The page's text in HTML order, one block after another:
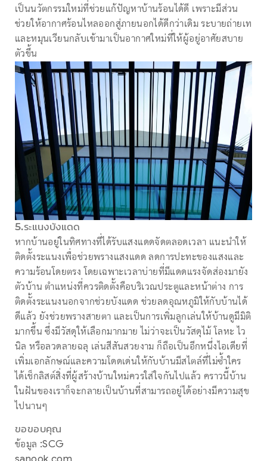
เป็นนวัตกรรมใหม่ที่ช่วยแก้ปัญหาบ้านร้อนได้ดี เพราะมีส่วน
ช่วยให้อากาศร้อนไหลออกสู่ภายนอกได้ดีกว่าเดิม ระบายถ่ายเท
และหมุนเวียนกลับเข้ามาเป็นอากาศใหม่ที่ให้ผู้อยู่อาศัยสบาย
ตัวขึ้น
5.ระแนงบังแดด
หากบ้านอยู่ในทิศทางที่ได้รับแสงแดดจัดตลอดเวลา แนะนำให้
ติดตั้งระแนงเพื่อช่วยพรางแสงแดด ลดการปะทะของแสงและ
ความร้อนโดยตรง โดยเฉพาะเวลาบ่ายที่มีแดดแรงจัดส่องมายัง
ตัวบ้าน ตำแหน่งที่ควรติดตั้งคือบริเวณประตูและหน้าต่าง การ
ติดตั้งระแนงนอกจากช่วยบังแดด ช่วยลดอุณหภูมิให้กับบ้านได้
ดีแล้ว ยังช่วยพรางสายตา และเป็นการเพิ่มลูกเล่นให้บ้านดูมีมิติ
มากขึ้น ซึ่งมีวัสดุให้เลือกมากมาย ไม่ว่าจะเป็นวัสดุไม้ โลหะ ไว
นิล หรือลวดลายฉลุ เล่นสีสันสวยงาม ก็ถือเป็นอีกหนึ่งไอเดียที่
เพิ่มเอกลักษณ์และความโดดเด่นให้กับบ้านมีสไตล์ที่ไม่ซ้ำใคร
ได้เช็กลิสต์สิ่งที่ผู้สร้างบ้านใหม่ควรใส่ใจกันไปแล้ว คราวนี้บ้าน
ในฝันของเราก็จะกลายเป็นบ้านที่สามารถอยู่ได้อย่างมีความสุข
ไปนานๆ
ขอขอบคุณ
ข้อมูล :SCG